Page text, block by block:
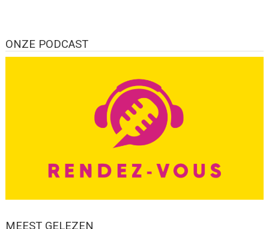
ONZE PODCAST
MEEST GELEZEN